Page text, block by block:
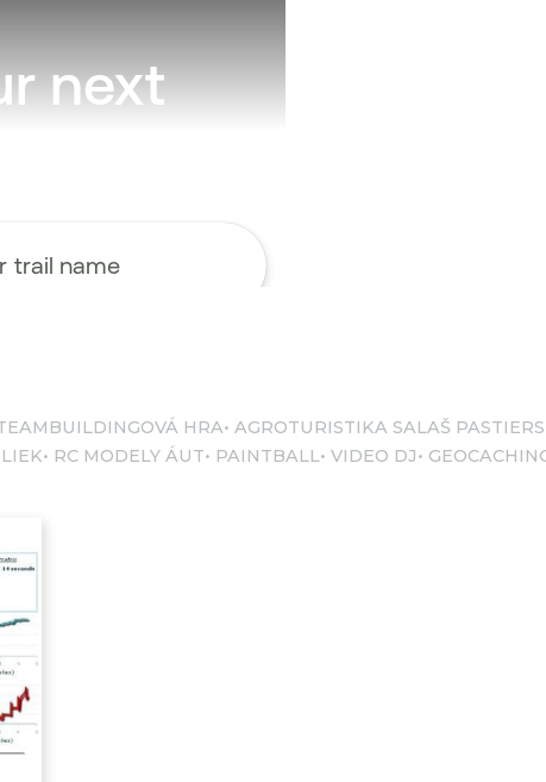
HRA AGROTURISTIKA SALAŠ
RC MODELY ÁUT PAINTBALL VIDEO DJ